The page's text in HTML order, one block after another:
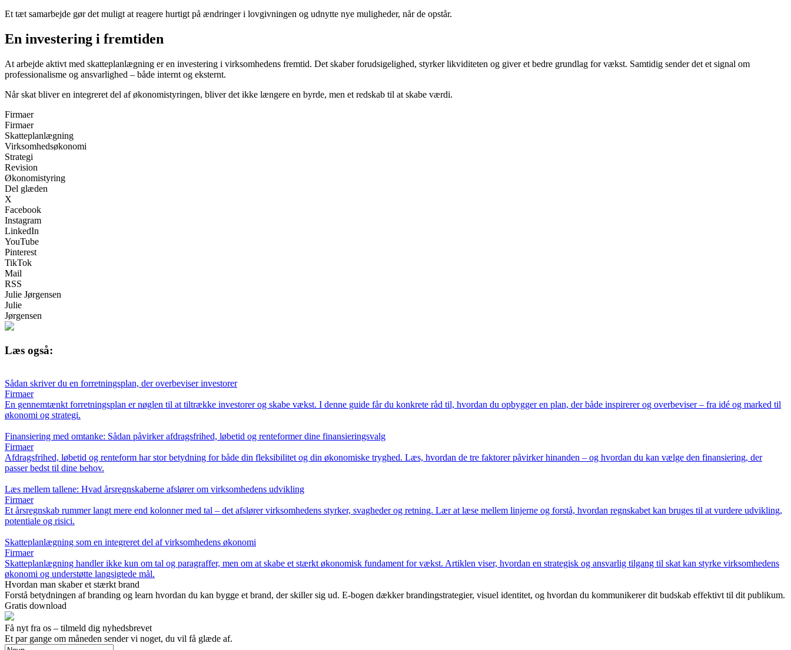
Et tæt samarbejde gør det muligt at reagere hurtigt på ændringer i lovgivningen og udnytte nye muligheder, når de opstår.
En investering i fremtiden
At arbejde aktivt med skatteplanlægning er en investering i virksomhedens fremtid. Det skaber forudsigelighed, styrker likviditeten og giver et bedre grundlag for vækst. Samtidig sender det et signal om
professionalisme og ansvarlighed – både internt og eksternt.
Når skat bliver en integreret del af økonomistyringen, bliver det ikke længere en byrde, men et redskab til at skabe værdi.
Firmaer
Firmaer
Skatteplanlægning
Virksomhedsøkonomi
Strategi
Revision
Økonomistyring
Del glæden
X
Facebook
Instagram
LinkedIn
YouTube
Pinterest
TikTok
Mail
RSS
Julie Jørgensen
Julie
Jørgensen
Læs også:
Sådan skriver du en forretningsplan, der overbeviser investorer
Firmaer
En gennemtænkt forretningsplan er nøglen til at tiltrække investorer og skabe vækst. I denne guide får du konkrete råd til, hvordan du opbygger en plan, der både inspirerer og overbeviser – fra idé og marked til
økonomi og strategi.
Finansiering med omtanke: Sådan påvirker afdragsfrihed, løbetid og renteformer dine finansieringsvalg
Firmaer
Afdragsfrihed, løbetid og renteform har stor betydning for både din fleksibilitet og din økonomiske tryghed. Læs, hvordan de tre faktorer påvirker hinanden – og hvordan du kan vælge den finansiering, der
passer bedst til dine behov.
Læs mellem tallene: Hvad årsregnskaberne afslører om virksomhedens udvikling
Firmaer
Et årsregnskab rummer langt mere end kolonner med tal – det afslører virksomhedens styrker, svagheder og retning. Lær at læse mellem linjerne og forstå, hvordan regnskabet kan bruges til at vurdere udvikling,
potentiale og risici.
Skatteplanlægning som en integreret del af virksomhedens økonomi
Firmaer
Skatteplanlægning handler ikke kun om tal og paragraffer, men om at skabe et stærkt økonomisk fundament for vækst. Artiklen viser, hvordan en strategisk og ansvarlig tilgang til skat kan styrke virksomhedens
økonomi og understøtte langsigtede mål.
Hvordan man skaber et stærkt brand
Forstå betydningen af branding og learn hvordan du kan bygge et brand, der skiller sig ud. E-bogen dækker brandingstrategier, visuel identitet, og hvordan du kommunikerer dit budskab effektivt til dit publikum.
Gratis download
Få nyt fra os – tilmeld dig nyhedsbrevet
Et par gange om måneden sender vi noget, du vil få glæde af.